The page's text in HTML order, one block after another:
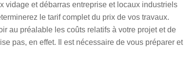
vidage et débarras entreprise et locaux industriels
le tarif complet du prix de vos travaux.
au préalable les coûts relatifs à votre projet et de
pas, en effet. Il est nécessaire de vous préparer et